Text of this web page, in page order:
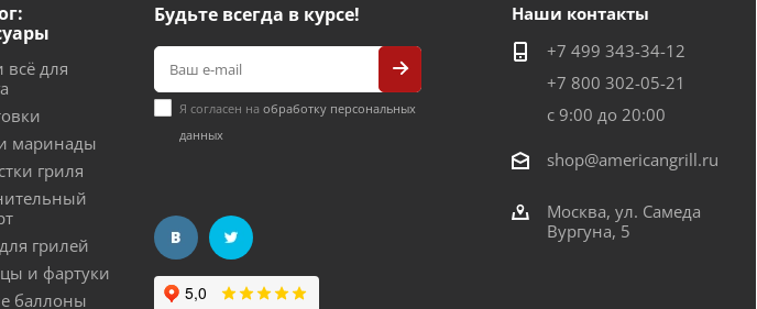
всё для
маринады
гриля
грилей
и фартуки
баллоны
Будьте всегда в курсе!
Я согласен на обработку персональных
данных
Наши контакты
+7 499 343-34-12
+7 800 302-05-21
с 9:00 до 20:00
shop@americangrill.ru
Москва, ул. Самеда
Вургуна, 5